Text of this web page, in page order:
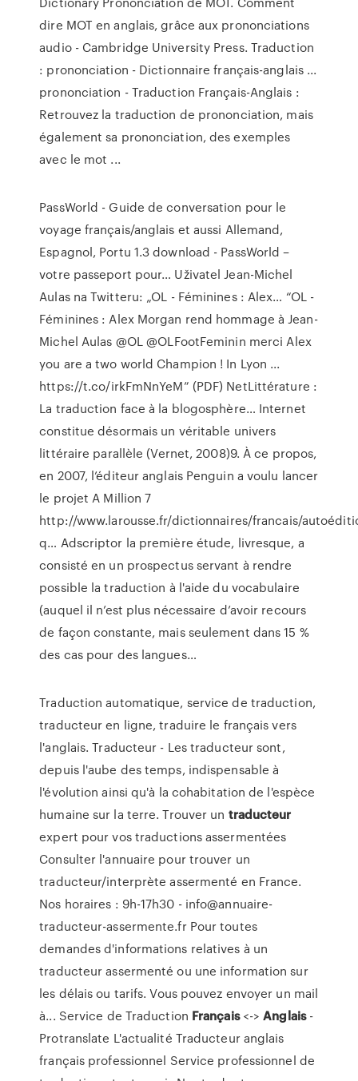
dire MOT en anglais, grâce aux prononciations
audio - Cambridge University Press. Traduction
: prononciation - Dictionnaire français-anglais ...
prononciation - Traduction Français-Anglais :
Retrouvez la traduction de prononciation, mais
également sa prononciation, des exemples
avec le mot ...
PassWorld - Guide de conversation pour le
voyage français/anglais et aussi Allemand,
Espagnol, Portu 1.3 download - PassWorld –
votre passeport pour… Uživatel Jean-Michel
Aulas na Twitteru: „OL - Féminines : Alex… “OL -
Féminines : Alex Morgan rend hommage à Jean-
Michel Aulas ⁦@OL⁩ ⁦@OLFootFeminin⁩ merci Alex
you are a two world Champion ! In Lyon ...
https://t.co/irkFmNnYeM” (PDF) NetLittérature :
La traduction face à la blogosphère… Internet
constitue désormais un véritable univers
littéraire parallèle (Vernet, 2008)9. À ce propos,
en 2007, l’éditeur anglais Penguin a voulu lancer
le projet A Million 7
http://www.larousse.fr/dictionnaires/francais/
q… Adscriptor la première étude, livresque, a
consisté en un prospectus servant à rendre
possible la traduction à l'aide du vocabulaire
(auquel il n’est plus nécessaire d’avoir recours
de façon constante, mais seulement dans 15 %
des cas pour des langues…
Traduction automatique, service de traduction,
traducteur en ligne, traduire le français vers
l'anglais. Traducteur - Les traducteur sont,
depuis l'aube des temps, indispensable à
l'évolution ainsi qu'à la cohabitation de l'espèce
humaine sur la terre. Trouver un traducteur
expert pour vos traductions assermentées
Consulter l'annuaire pour trouver un
traducteur/interprète assermenté en France.
Nos horaires : 9h-17h30 - info@annuaire-
traducteur-assermente.fr Pour toutes
demandes d'informations relatives à un
traducteur assermenté ou une information sur
les délais ou tarifs. Vous pouvez envoyer un mail
à... Service de Traduction Français<->Anglais-
Protranslate L'actualité Traducteur anglais
français professionnel Service professionnel de